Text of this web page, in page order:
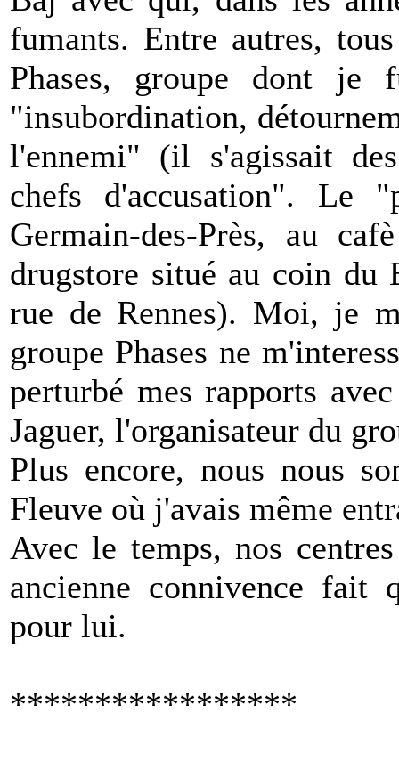
fumants. Entre autres,
Phases, groupe dont je
"insubordination,
l'ennemi" (il s'agissait
chefs d'accusation". Le
Germain-des-Près, au
drugstore situé au coin du
rue de Rennes). Moi, je
groupe Phases ne
perturbé mes rapports
Jaguer, l'organisateur du
Plus encore, nous nous
Fleuve où j'avais même
Avec le temps, nos
ancienne connivence fait
pour lui.
*****************